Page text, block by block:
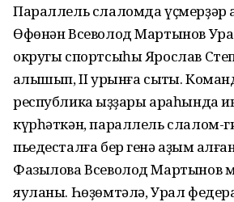
Параллель слаломда үҫмерҙәр
Өфөнән Всеволод Мартынов
округы спортсыһы Ярослав
ҡалышып, II урынға сыҡты.
республика ҡыҙҙары араһында
күрһәткән, параллель слалом-
пьедесталға бер генә аҙым
Фазылова Всеволод Мартынов
яуланы. Һөҙөмтәлә, Урал